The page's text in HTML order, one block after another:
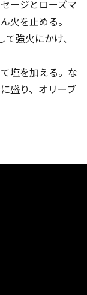
ージとローズマ
火を止める。
強火にかけ、
塩を加える。な
盛り、オリーブ